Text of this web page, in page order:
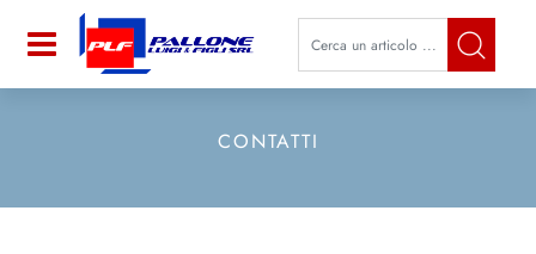
Open La modifica di un filtro
CONTATTI